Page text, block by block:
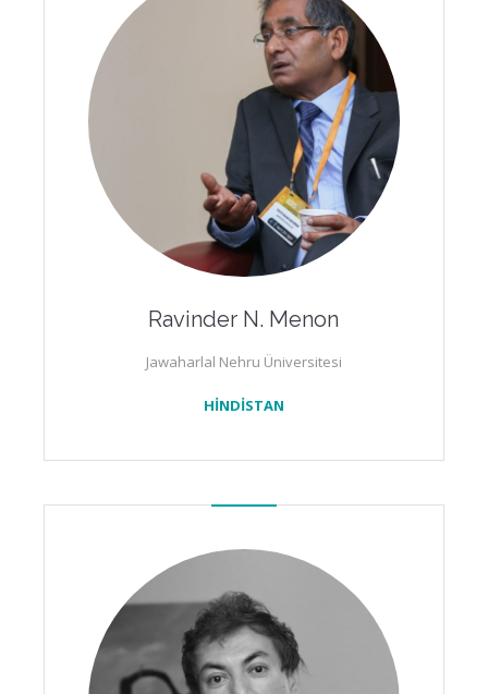
Ravinder N. Menon
Jawaharlal Nehru Üniversitesi
HİNDİSTAN